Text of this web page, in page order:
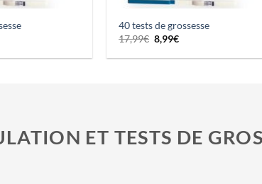
40 tests de grossesse
17,99€ Le
prix
initial
8,99€Le
actuel
ET TESTS DE